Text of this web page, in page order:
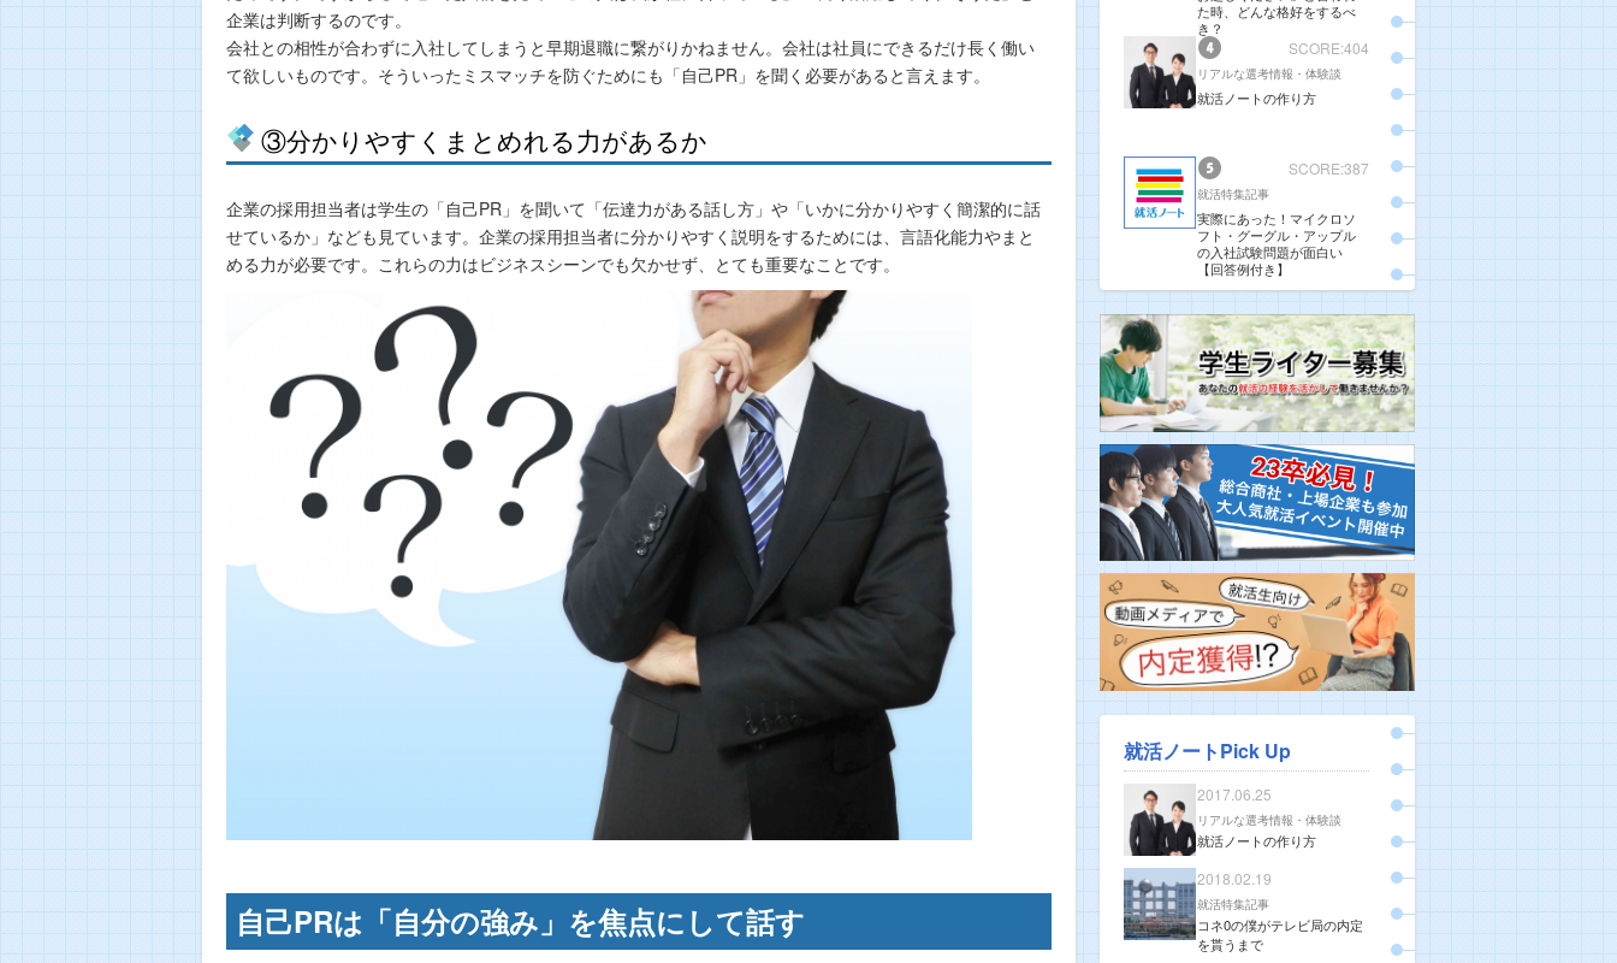
企業は判断するのです。
会社との相性が合わずに入社してしまうと早期退職に繋がりかねません。会社は社員にできるだけ長く働い
て欲しいものです。そういったミスマッチを防ぐためにも「自己PR」を聞く必要があると言えます。
③分かりやすくまとめれる力があるか
企業の採用担当者は学生の「自己PR」を聞いて「伝達力がある話し方」や「いかに分かりやすく簡潔的に話
せているか」なども見ています。企業の採用担当者に分かりやすく説明をするためには、言語化能力やまと
める力が必要です。これらの力はビジネスシーンでも欠かせず、とても重要なことです。
自己PRは「自分の強み」を焦点にして話す
た時、どんな格好をするべ
き？
SCORE:404
リアルな選考情報・体験談
就活ノートの作り方
SCORE:387
就活特集記事
実際にあった！マイクロソ
フト・グーグル・アップル
の入社試験問題が面白い
【回答例付き】
就活ノートPick Up
2017.06.25
リアルな選考情報・体験談
就活ノートの作り方
2018.02.19
就活特集記事
コネ0の僕がテレビ局の内定
を貰うまで